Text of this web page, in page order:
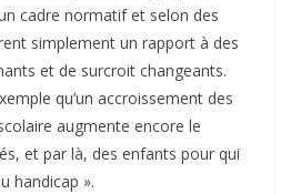
cadre normatif et selon des
simplement un rapport à des
et de surcroit changeants.
qu’un accroissement des
augmente encore le
et par là, des enfants pour qui
handicap ».